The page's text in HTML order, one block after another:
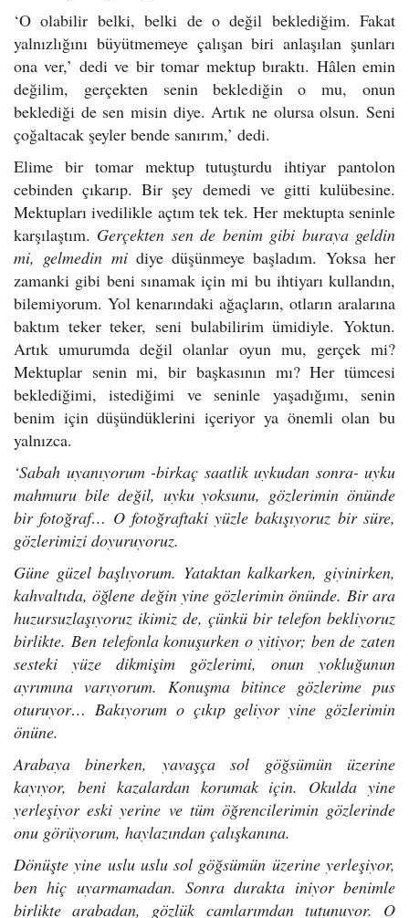
‘O olabilir belki, belki de o değil beklediğim. Fakat
yalnızlığını büyütmemeye çalışan biri anlaşılan şunları
ona ver,’ dedi ve bir tomar mektup bıraktı. Hâlen emin
değilim, gerçekten senin beklediğin o mu, onun
beklediği de sen misin diye. Artık ne olursa olsun. Seni
çoğaltacak şeyler bende sanırım,’ dedi.
Elime bir tomar mektup tutuşturdu ihtiyar pantolon
cebinden çıkarıp. Bir şey demedi ve gitti kulübesine.
Mektupları ivedilikle açtım tek tek. Her mektupta seninle
karşılaştım. Gerçekten sen de benim gibi buraya geldin
mi, gelmedin midiye düşünmeye başladım. Yoksa her
zamanki gibi beni sınamak için mi bu ihtiyarı kullandın,
bilemiyorum. Yol kenarındaki ağaçların, otların aralarına
baktım teker teker, seni bulabilirim ümidiyle. Yoktun.
Artık umurumda değil olanlar oyun mu, gerçek mi?
Mektuplar senin mi, bir başkasının mı? Her tümcesi
beklediğimi, istediğimi ve seninle yaşadığımı, senin
benim için düşündüklerini içeriyor ya önemli olan bu
yalnızca.
‘Sabah uyanıyorum -birkaç saatlik uykudan sonra- uyku
mahmuru bile değil, uyku yoksunu, gözlerimin önünde
bir fotoğraf… O fotoğraftaki yüzle bakışıyoruz bir süre,
gözlerimizi doyuruyoruz.
Güne güzel başlıyorum. Yataktan kalkarken, giyinirken,
kahvaltıda, öğlene değin yine gözlerimin önünde. Bir ara
huzursuzlaşıyoruz ikimiz de, çünkü bir telefon bekliyoruz
birlikte. Ben telefonla konuşurken o yitiyor; ben de zaten
sesteki yüze dikmişim gözlerimi, onun yokluğunun
ayrımına varıyorum. Konuşma bitince gözlerime pus
oturuyor… Bakıyorum o çıkıp geliyor yine gözlerimin
önüne.
Arabaya binerken, yavaşça sol göğsümün üzerine
kayıyor, beni kazalardan korumak için.
Okulda yine
yerleşiyor eski yerine ve tüm öğrencilerimin gözlerinde
onu görüyorum, haylazından çalışkanına.
Dönüşte yine uslu uslu sol göğsümün üzerine yerleşiyor,
ben hiç uyarmamadan. Sonra durakta iniyor benimle
birlikte arabadan, gözlük camlarımdan tutunuyor. O